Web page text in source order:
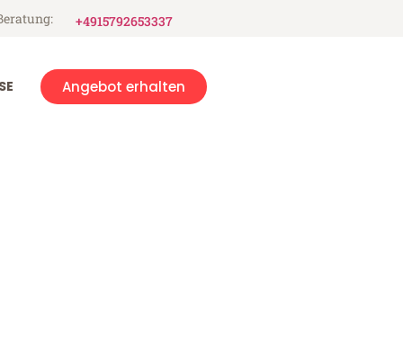
+4915792653337
Angebot erhalten